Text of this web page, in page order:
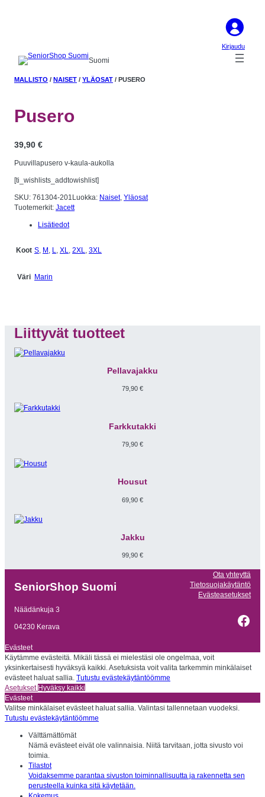
Suomi
Kirjaudu
MALLISTO / NAISET / YLÄOSAT / PUSERO
Pusero
39,90 €
Puuvillapusero v-kaula-aukolla
[ti_wishlists_addtowishlist]
SKU: 761304-201 Luokka: Naiset, Yläosat
Tuotemerkit: Jacett
Lisätiedot
Koot S M XL 2XL 3XL
Väri Marin
Liittyvät tuotteet
Pellavajakku
79,90 €
Farkkutakki
79,90 €
Housut
69,90 €
Jakku
99,90 €
SeniorShop Suomi
Näädänkuja 3
04230 Kerava
Ota yhteyttä
Tietosuojakäytäntö
Evästeasetukset
Evästeet
Käytämme evästeitä. Mikäli tässä ei mielestäsi ole ongelmaa, voit
yksinkertaisesti hyväksyä kaikki. Asetuksista voit valita tarkemmin minkälaiset
evästeet haluat sallia. Tutustu evästekäytäntöömme
Asetukset Hyväksy kaikki
Evästeet
Valitse minkälaiset evästeet haluat sallia. Valintasi tallennetaan vuodeksi.
Tutustu evästekäytäntöömme
Välttämättömät
Nämä evästeet eivät ole valinnaisia. Niitä tarvitaan, jotta sivusto voi
toimia.
Tilastot
Voidaksemme parantaa sivuston toiminnallisuutta ja rakennetta sen
perusteella kuinka sitä käytetään.
Kokemus